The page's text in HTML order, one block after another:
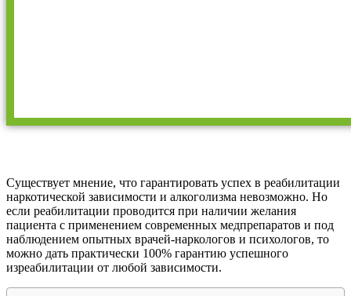
Существует мнение, что гарантировать успех в реабилитации
наркотической зависимости и алкоголизма невозможно. Но
если реабилитации проводится при наличии желания
пациента с применением современных медпрепаратов и под
наблюдением опытных врачей-наркологов и психологов, то
можно дать практически 100% гарантию успешного
изреабилитации от любой зависимости.